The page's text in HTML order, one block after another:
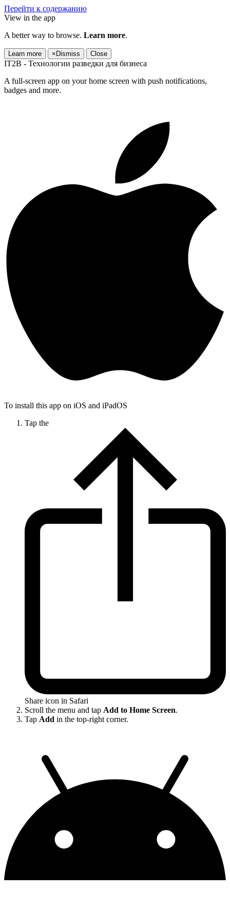
Перейти к содержанию
View in the app
A better way to browse. Learn more.
Learn more × Dismiss Close
IT2B - Технологии разведки для бизнеса
A full-screen app on your home screen with push notifications,
badges and more.
To install this app on iOS and iPadOS
Tap the
Share icon in Safari
Scroll the menu and tap Add to Home Screen.
Tap Add in the top-right corner.